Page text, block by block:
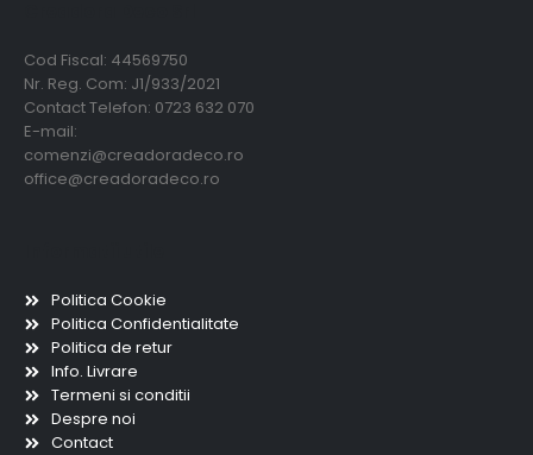
Cod Fiscal: 44569750
Nr. Reg. Com: J1/933/2021
Contact Telefon: 0723 632 070
E-mail:
comenzi@creadoradeco.ro
office@creadoradeco.ro
Politica Cookie
Politica Confidentialitate
Politica de retur
Info. Livrare
Termeni si conditii
Despre noi
Contact